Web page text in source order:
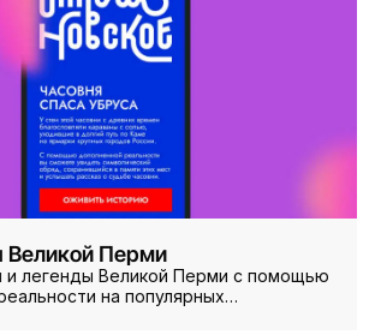
Великой Перми
легенды Великой Перми с помощью
на популярных